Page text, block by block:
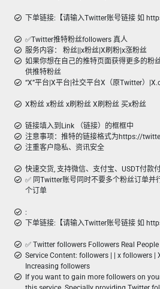
下单链接:【请输入Twitter账号链接 如
✅Twitter推特粉丝followers 真人
服务内容： 粉丝||x粉丝|X刷粉|x涨粉丝
如果你想在自己的推特页面获得更多的粉
供推特粉丝
“X”平台|X平台|社交平台X（原Twitter）
X粉丝 x粉丝 x刷粉丝 X刷粉丝 买x粉丝
链接填入到Link （链接）的框框中
注意事项：推特的链接格式为https://
注重客户隐私、资讯安全
快速交货, 支持微信、支付宝、USDT付款
✅ 同Twitter账号同时不要多个粉丝订单并
个订单
:
下单链接:【请输入Twitter账号链接 如
✅ Twitter followers Followers Real People
Service Content: followers | | x followers |
Increasing followers
If you want to gain more followers on